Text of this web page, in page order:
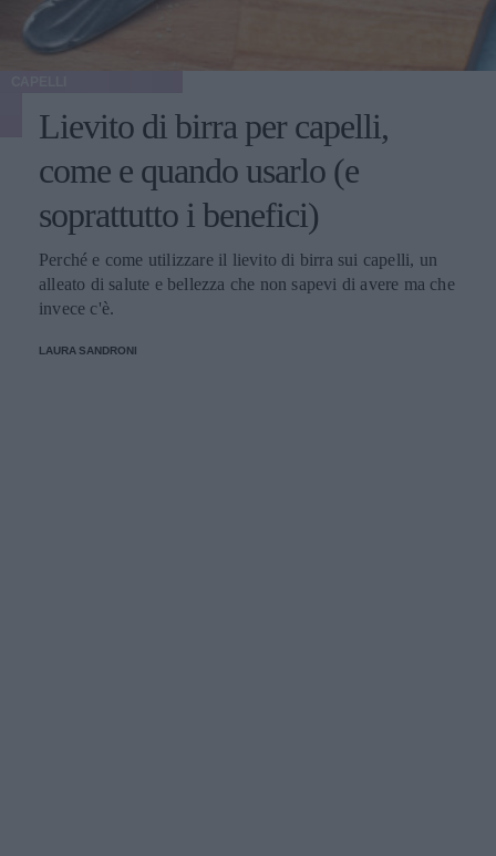
Lievito di birra per capelli,
come e quando usarlo (e
soprattutto i benefici)
Perché e come utilizzare il lievito di birra sui capelli, un
alleato di salute e bellezza che non sapevi di avere ma che
invece c'è.
LAURA SANDRONI